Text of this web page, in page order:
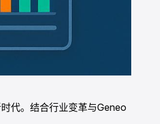
代。结合行业变革与Geneo